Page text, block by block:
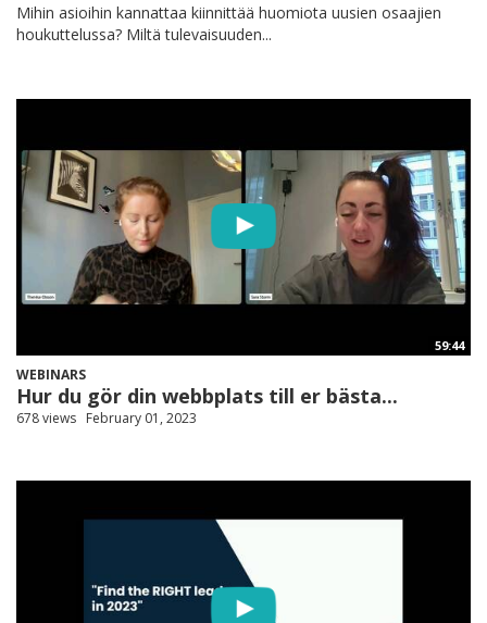
Mihin asioihin kannattaa kiinnittää huomiota uusien osaajien
houkuttelussa? Miltä tulevaisuuden...
59:44
WEBINARS
Hur du gör din webbplats till er bästa...
678 views February 01, 2023